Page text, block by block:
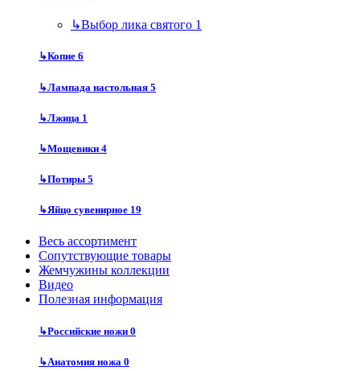
↳Выбор лика святого 1
↳Копие 6
↳Лампада настольная 5
↳Лжица 1
↳Мощевики 4
↳Потиры 5
↳Яйцо сувенирное 19
Весь ассортимент
Сопутствующие товары
Жемчужины коллекции
Видео
Полезная информация
↳Российские ножи 0
↳Анатомия ножа 0